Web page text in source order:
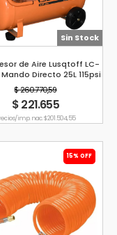
Sin Stock
de Aire Lusqtoff LC-
Directo 25L 115psi
$ 260.770,59
$ 221.655
s/imp. nac. $ 201.504,55
15% OFF